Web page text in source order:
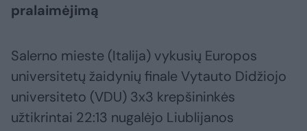
pralaimėjimą
Salerno mieste (Italija) vykusių Europos
universitetų žaidynių finale Vytauto Didžiojo
universiteto (VDU) 3x3 krepšininkės
užtikrintai 22:13 nugalėjo Liublijanos